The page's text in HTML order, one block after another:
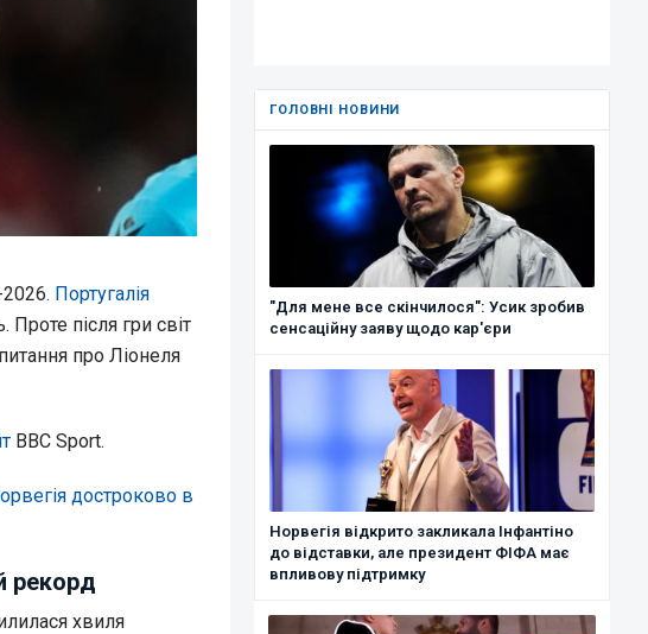
Португалія
після гри світ
про Ліонеля
BBC Sport.
достроково в
рекорд
хвиля
ГОЛОВНІ НОВИНИ
"Для мене все скінчилося": Усик зробив
сенсаційну заяву щодо кар'єри
Норвегія відкрито закликала Інфантіно
до відставки, але президент ФІФА має
впливову підтримку